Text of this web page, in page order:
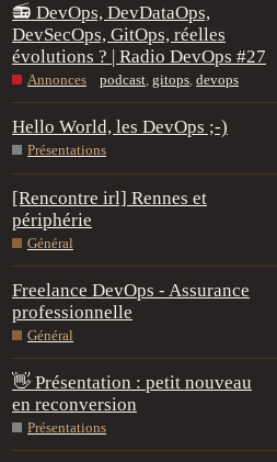
📻 DevOps, DevDataOps,
DevSecOps, GitOps, réelles
évolutions ? | Radio DevOps #27
Annonces podcast, gitops, devops
Hello World, les DevOps ;-)
Présentations
[Rencontre irl] Rennes et
périphérie
Général
Freelance DevOps - Assurance
professionnelle
Général
👋 Présentation : petit nouveau
en reconversion
Présentations